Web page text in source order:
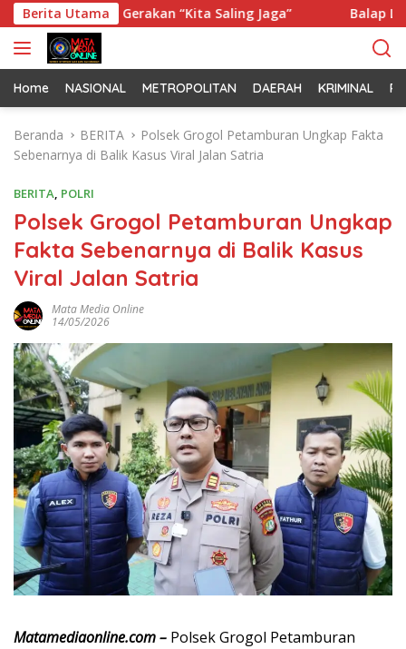
a
g
u
Berita Utama
Gerakan “Kita Saling Jaga” Balap Liar
Home NASIONAL METROPOLITAN DAERAH KRIMINAL
Beranda BERITA
Polsek Grogol Petamburan Ungkap Fakta
Sebenarnya di Balik Kasus Viral Jalan Satria
BERITA, POLRI
Polsek Grogol Petamburan Ungkap
Fakta Sebenarnya di Balik Kasus
Viral Jalan Satria
Mata Media Online
14/05/2026
Matamediaonline.com – Polsek Grogol Petamburan